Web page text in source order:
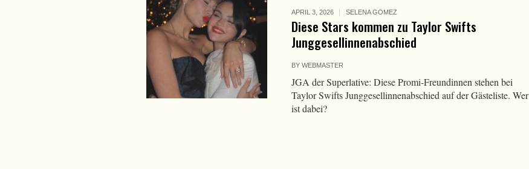
APRIL 3, 2026 SELENA GOMEZ
Diese Stars kommen zu Taylor Swifts
Junggesellinnenabschied
BY WEBMASTER
JGA der Superlative: Diese Promi-Freundinnen stehen bei
Taylor Swifts Junggesellinnenabschied auf der Gästeliste. Wer
ist dabei?